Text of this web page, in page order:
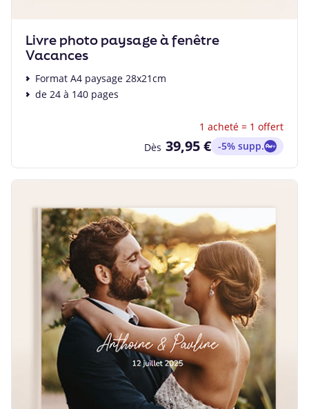
Livre photo paysage à fenêtre
Vacances
Format A4 paysage 28x21cm
de 24 à 140 pages
1 acheté = 1 offert
Dès 39,95 € -5% supp.